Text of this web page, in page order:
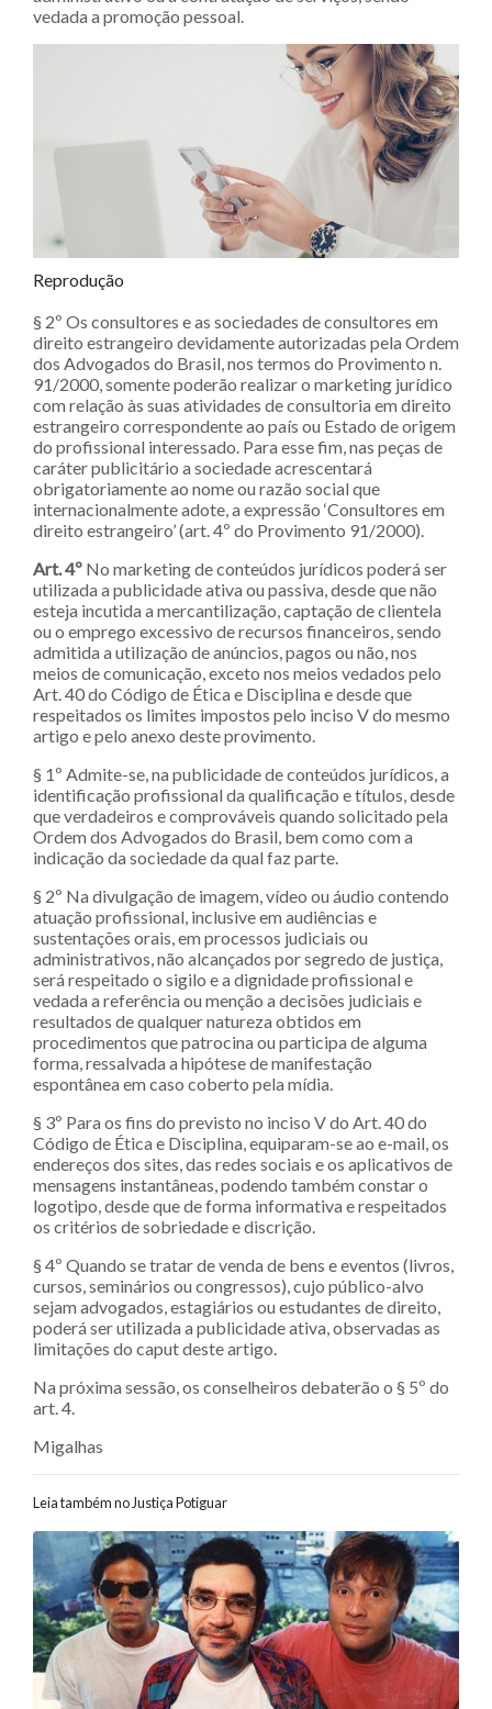
vedada a promoção pessoal.
Reprodução
§ 2º Os consultores e as sociedades de consultores em
direito estrangeiro devidamente autorizadas pela Ordem
dos Advogados do Brasil, nos termos do Provimento n.
91/2000, somente poderão realizar o marketing jurídico
com relação às suas atividades de consultoria em direito
estrangeiro correspondente ao país ou Estado de origem
do profissional interessado. Para esse fim, nas peças de
caráter publicitário a sociedade acrescentará
obrigatoriamente ao nome ou razão social que
internacionalmente adote, a expressão ‘Consultores em
direito estrangeiro’ (art. 4º do Provimento 91/2000).
Art. 4º No marketing de conteúdos jurídicos poderá ser
utilizada a publicidade ativa ou passiva, desde que não
esteja incutida a mercantilização, captação de clientela
ou o emprego excessivo de recursos financeiros, sendo
admitida a utilização de anúncios, pagos ou não, nos
meios de comunicação, exceto nos meios vedados pelo
Art. 40 do Código de Ética e Disciplina e desde que
respeitados os limites impostos pelo inciso V do mesmo
artigo e pelo anexo deste provimento.
§ 1º Admite-se, na publicidade de conteúdos jurídicos, a
identificação profissional da qualificação e títulos, desde
que verdadeiros e comprováveis quando solicitado pela
Ordem dos Advogados do Brasil, bem como com a
indicação da sociedade da qual faz parte.
§ 2º Na divulgação de imagem, vídeo ou áudio contendo
atuação profissional, inclusive em audiências e
sustentações orais, em processos judiciais ou
administrativos, não alcançados por segredo de justiça,
será respeitado o sigilo e a dignidade profissional e
vedada a referência ou menção a decisões judiciais e
resultados de qualquer natureza obtidos em
procedimentos que patrocina ou participa de alguma
forma, ressalvada a hipótese de manifestação
espontânea em caso coberto pela mídia.
§ 3º Para os fins do previsto no inciso V do Art. 40 do
Código de Ética e Disciplina, equiparam-se ao e-mail, os
endereços dos sites, das redes sociais e os aplicativos de
mensagens instantâneas, podendo também constar o
logotipo, desde que de forma informativa e respeitados
os critérios de sobriedade e discrição.
§ 4º Quando se tratar de venda de bens e eventos (livros,
cursos, seminários ou congressos), cujo público-alvo
sejam advogados, estagiários ou estudantes de direito,
poderá ser utilizada a publicidade ativa, observadas as
limitações do caput deste artigo.
Na próxima sessão, os conselheiros debaterão o § 5º do
art. 4.
Migalhas
Leia também no Justiça Potiguar
Navegação entre posts